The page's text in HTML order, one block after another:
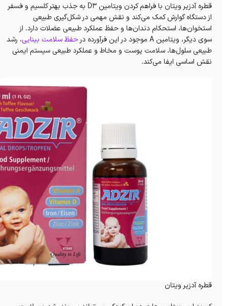
قطره آدزیر ویتان با فراهم کردن ویتامین D3 به جذب بهتر کلسیم و فسفر
از دستگاه گوارش کمک می‌کند و نقش مهمی در شکل‌گیری طبیعی
استخوان‌ها، استحکام دندان‌ها و حفظ عملکرد طبیعی عضلات دارد. از
سوی دیگر، ویتامین A موجود در این فرآورده در
حفظ سلامت بینایی، رشد
طبیعی سلول‌ها، سلامت پوست و مخاط و عملکرد طبیعی سیستم ایمنی
نقش اساسی ایفا می‌کند.
قطره آدزیر ویتان